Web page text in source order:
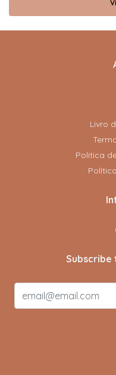
Livro
Politica
Subscribe